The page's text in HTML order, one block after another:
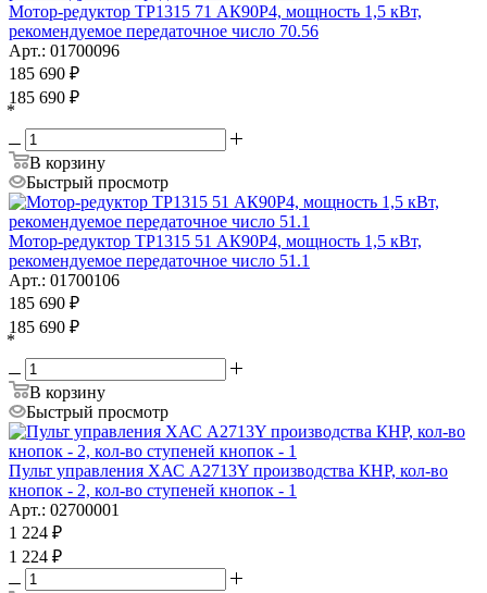
Мотор-редуктор ТР1315 71 АК90Р4, мощность 1,5 кВт,
рекомендуемое передаточное число 70.56
Арт.: 01700096
185 690 ₽
185 690 ₽
*
В корзину
Быстрый просмотр
Мотор-редуктор ТР1315 51 АК90Р4, мощность 1,5 кВт,
рекомендуемое передаточное число 51.1
Арт.: 01700106
185 690 ₽
185 690 ₽
*
В корзину
Быстрый просмотр
Пульт управления ХАС А2713Y производства КНР, кол-во
кнопок - 2, кол-во ступеней кнопок - 1
Арт.: 02700001
1 224 ₽
1 224 ₽